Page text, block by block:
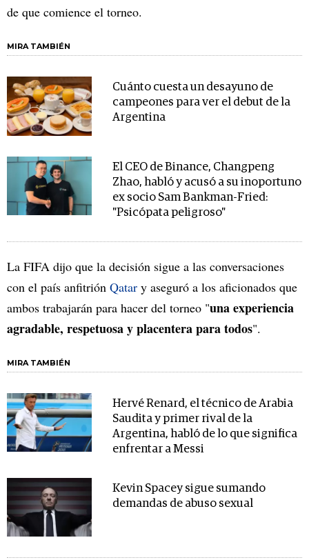
de que comience el torneo.
MIRA TAMBIÉN
Cuánto cuesta un desayuno de
campeones para ver el debut de la
Argentina
El CEO de Binance, Changpeng
Zhao, habló y acusó a su inoportuno
ex socio Sam Bankman-Fried:
"Psicópata peligroso"
La FIFA dijo que la decisión sigue a las conversaciones
con el país anfitrión Qatar y aseguró a los aficionados que
ambos trabajarán para hacer del torneo "una experiencia
agradable, respetuosa y placentera para todos".
MIRA TAMBIÉN
Hervé Renard, el técnico de Arabia
Saudita y primer rival de la
Argentina, habló de lo que significa
enfrentar a Messi
Kevin Spacey sigue sumando
demandas de abuso sexual